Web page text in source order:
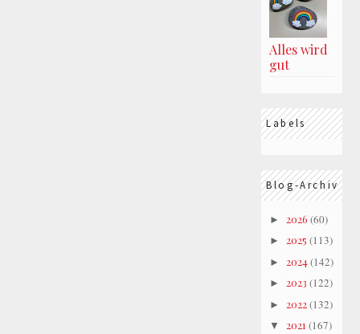
Alles wird
gut
Labels
Blog-Archiv
► 2026 (60)
► 2025 (113)
► 2024(142)
► 2023 (122)
► 2022(132)
▼ 2021 (167)